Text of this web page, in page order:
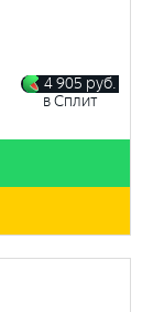
4 905 руб.
в Сплит